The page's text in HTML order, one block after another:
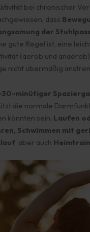
bei chronischer
dass
der
gute Regel ist, eine
(aerob und
nicht übermäßig
minütiger
die normale
könnten sein: Laufen
Schwimmen mit
, aber auch